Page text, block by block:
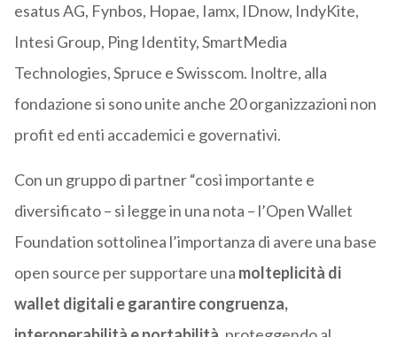
esatus AG, Fynbos, Hopae, Iamx, IDnow, IndyKite,
Intesi Group, Ping Identity, SmartMedia
Technologies, Spruce e Swisscom. Inoltre, alla
fondazione si sono unite anche 20 organizzazioni non
profit ed enti accademici e governativi.
Con un gruppo di partner “così importante e
diversificato – si legge in una nota – l’Open Wallet
Foundation sottolinea l’importanza di avere una base
open source per supportare una molteplicità di
wallet digitali e garantire congruenza,